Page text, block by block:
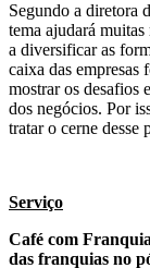
Segundo a diretora
tema ajudará
a diversificar as
caixa das empresas
mostrar os desafios
dos negócios. Por
tratar o cerne desse
Serviço
Café com
das franquias no